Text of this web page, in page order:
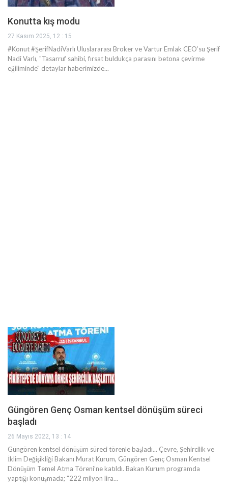
Konutta kış modu
27 Kasım 2025, 12 : 15
#Konut #ŞerifNadiVarlı Uluslararası Broker ve Vartur Emlak CEO’su Şerif
Nadi Varlı, "Tasarruf sahibi, fırsat buldukça parasını betona çevirme
eğiliminde" detaylar haberimizde...
Güngören Genç Osman kentsel dönüşüm süreci
başladı
26 Mayıs 2022, 13 : 14
Güngören kentsel dönüşüm süreci törenle başladı... Çevre, Şehircilik ve
İklim Değişikliği Bakanı Murat Kurum, Güngören Genç Osman Kentsel
Dönüşüm Temel Atma Töreni’ne katıldı. Bakan Kurum programda
yaptığı konuşmada; "222 milyon lira…